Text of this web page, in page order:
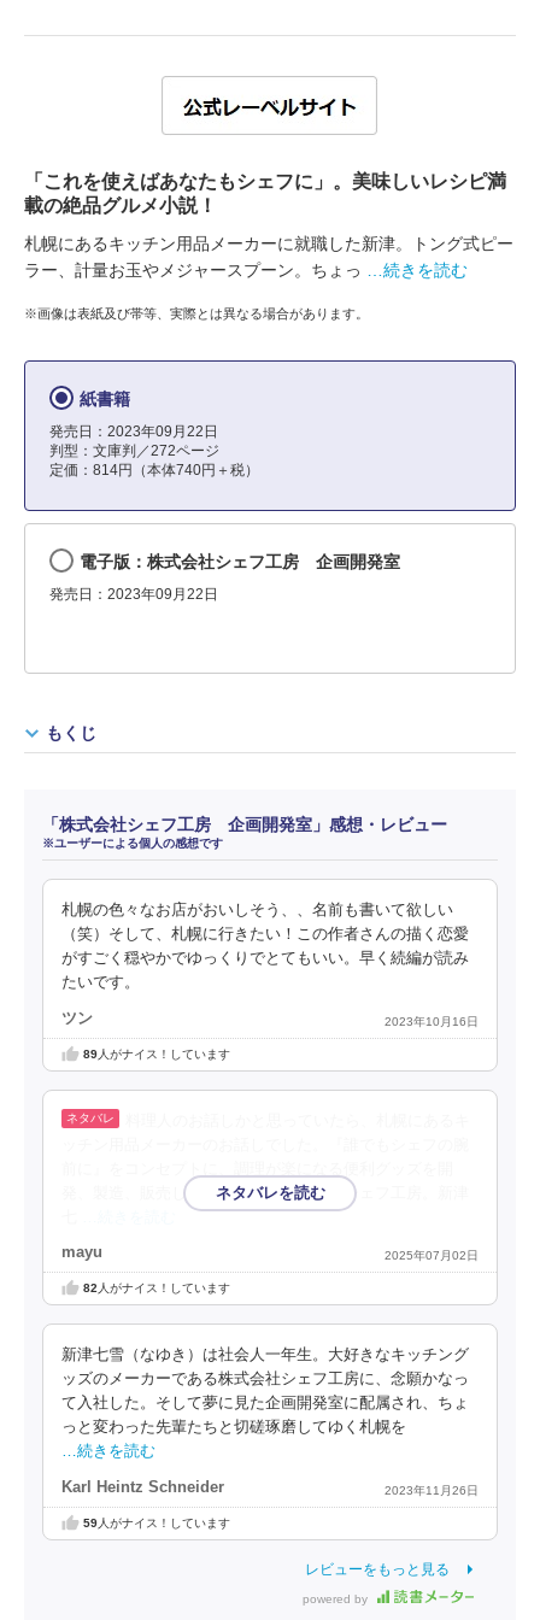
「これを使えばあなたもシェフに」。美味しいレシピ満
載の絶品グルメ小説！
札幌にあるキッチン用品メーカーに就職した新津。トング式ピー
ラー、計量お玉やメジャースプーン。ちょっ
…続きを読む
※画像は表紙及び帯等、実際とは異なる場合があります。
紙書籍
発売日：2023年09月22日
判型：文庫判／272ページ
定価：814円（本体740円＋税）
電子版：株式会社シェフ工房 企画開発室
発売日：2023年09月22日
もくじ
「株式会社シェフ工房 企画開発室」感想・レビュー
※ユーザーによる個人の感想です
札幌の色々なお店がおいしそう、、名前も書いて欲しい
（笑）そして、札幌に行きたい！この作者さんの描く恋愛
がすごく穏やかでゆっくりでとてもいい。早く続編が読み
たいです。
ツン 2023年10月16日
89人がナイス！しています
発、製造、販売している会社、株式会社シェフ工房。新津
mayu 2025年07月02日
82 人がナイス！しています
新津七雪（なゆき）は社会人一年生。大好きなキッチング
ッズのメーカーである株式会社シェフ工房に、念願かなっ
て入社した。そして夢に見た企画開発室に配属され、ちょ
っと変わった先輩たちと切磋琢磨してゆく札幌を
…続きを読む
Karl Heintz Schneider 2023年11月26日
59人がナイス！しています
レビューをもっと見る
powered by